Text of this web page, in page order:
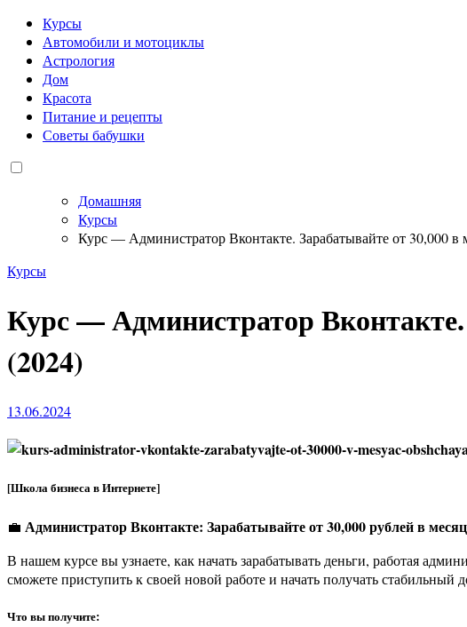
Курсы
Автомобили и мотоциклы
Астрология
Дом
Красота
Питание и рецепты
Советы бабушки
Домашняя
Курсы
Курс — Администратор Вконтакте. Зарабатывайте от 30,000 в
Курсы
Курс — Администратор Вконтакте.
(2024)
13.06.2024
[Школа бизнеса в Интернете]
Администратор Вконтакте: Зарабатывайте от 30,000 рублей в
В нашем курсе вы узнаете, как начать зарабатывать деньги, работая
сможете приступить к своей новой работе и начать получать стабильный
Что вы получите: